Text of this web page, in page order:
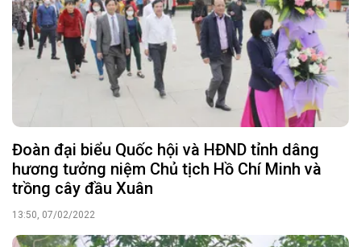
Đoàn đại biểu Quốc hội và HĐND tỉnh dâng
hương tưởng niệm Chủ tịch Hồ Chí Minh và
trồng cây đầu Xuân
13:50, 07/02/2022